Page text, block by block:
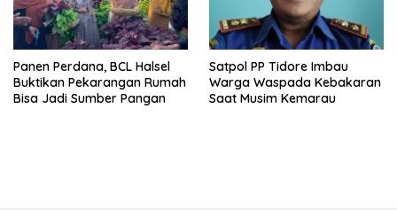
Panen Perdana, BCL Halsel
Buktikan Pekarangan Rumah
Bisa Jadi Sumber Pangan
Satpol PP Tidore Imbau
Warga Waspada Kebakaran
Saat Musim Kemarau